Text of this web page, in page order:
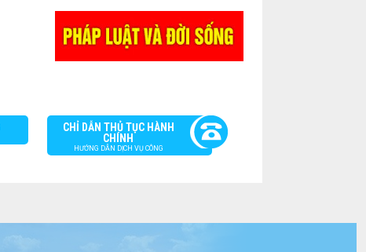
CHỈ DẪN THỦ TỤC HÀNH
CHÍNH
HƯỚNG DẪN DỊCH VỤ CÔNG